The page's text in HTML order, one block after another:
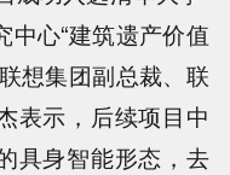
心“建筑遗产价值
想集团副总裁、联
表示，后续项目中
具身智能形态，去